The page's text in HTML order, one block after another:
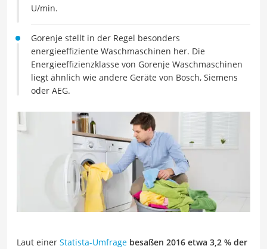
U/min.
Gorenje stellt in der Regel besonders
energieeffiziente Waschmaschinen her. Die
Energieeffizienzklasse von Gorenje Waschmaschinen
liegt ähnlich wie andere Geräte von Bosch, Siemens
oder AEG.
Laut einer Statista-Umfrage besaßen 2016 etwa 3,2 % der